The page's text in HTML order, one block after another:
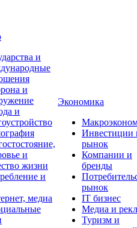
и
и
и
и
жизни
и
медиа
Экономика
Инвестиции
рынок
Компании и
бренды
рынок
IT бизнес
Медиа и
Туризм и